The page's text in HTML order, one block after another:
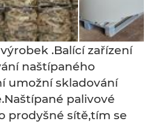
.Balící zařízení
naštípaného
umožní skladování
palivové
prodyšné sítě,tím se